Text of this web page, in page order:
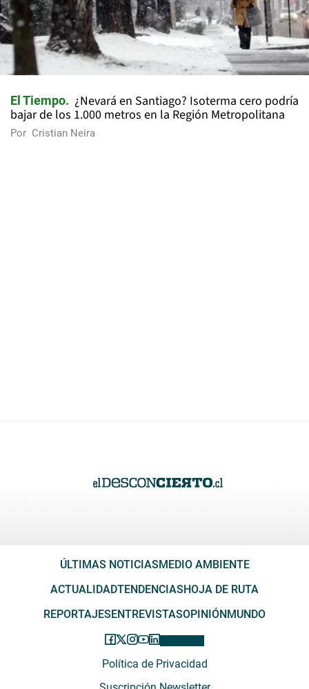
El Tiempo
¿Nevará en Santiago? Isoterma cero podría
bajar de los 1.000 metros en la Región Metropolitana
Por Cristian Neira
ÚLTIMAS NOTICIAS MEDIO AMBIENTE
ACTUALIDADTENDENCIAS HOJA DE RUTA
REPORTAJES ENTREVISTASOPINIÓN MUNDO
Política de Privacidad